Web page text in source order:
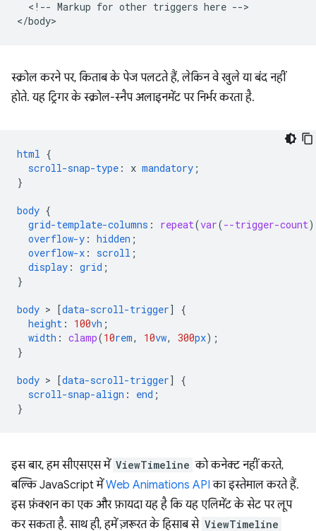
  <!-- Markup for other triggers here -->
स्क्रोल करने पर, किताब के पेज पलटते हैं, लेकिन वे खुले या बंद नहीं
होते. यह ट्रिगर के स्क्रोल-स्नैप अलाइनमेंट पर निर्भर करता है.
html {
scroll-snap-type : x mandatory ;
}
body {
grid-template-columns : repeat(var(--trigger-count
overflow-y : hidden ;
overflow-x : scroll ;
display : grid ;
}
body > [data-scroll-trigger]
{
height : 100vh ;
width : clamp(10rem, 10vw, 300px);
}
body > [data-scroll-trigger]
{
scroll-snap-align : end ;
}
इस बार, हम सीएसएस में ViewTimeline को कनेक्ट नहीं करते,
बल्कि JavaScript मेंWeb Animations API का इस्तेमाल करते हैं.
इस फ़ंक्शन का एक और फ़ायदा यह है कि यह एलिमेंट के सेट पर लूप
कर सकता है. साथ ही, हमें ज़रूरत के हिसाब से ViewTimeline